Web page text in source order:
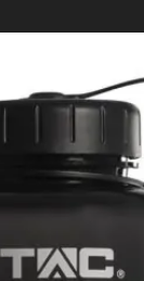
ΝΕΕΣ ΑΦΙΞΕΙΣ
ΑΕΡΟΒΟΛΑ –